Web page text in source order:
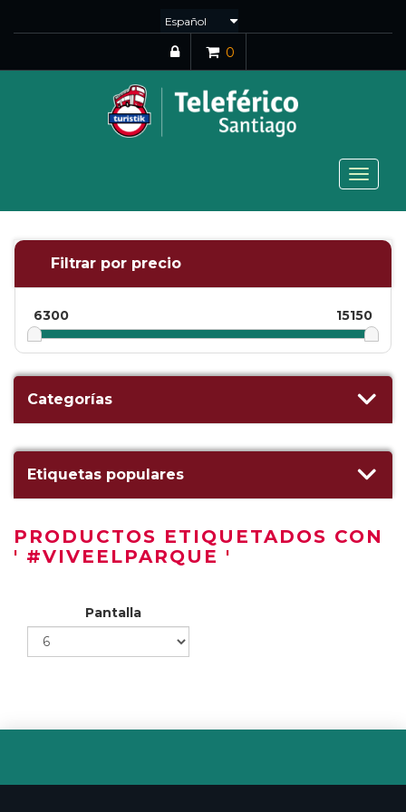
0
Toggle
Filtrar por precio
6300 15150
Categorías
Etiquetas populares
PRODUCTOS ETIQUETADOS CON
' #VIVEELPARQUE '
Pantalla